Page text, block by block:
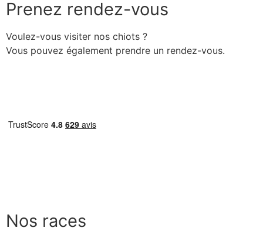
Prenez rendez-vous
Voulez-vous visiter nos chiots ?
Vous pouvez également prendre un rendez-vous.
Nos races